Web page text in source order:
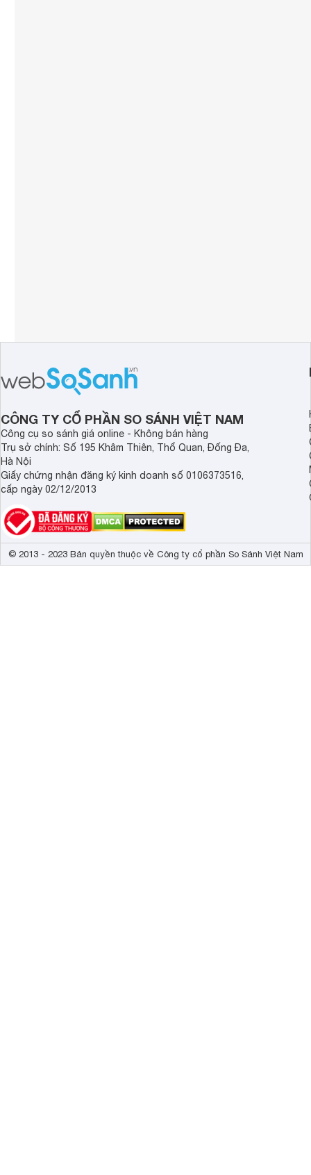
CÔNG TY CỔ PHẦN SO SÁNH VIỆT NAM
Công cụ so sánh giá online - Không bán hàng
Trụ sở chính: Số 195 Khâm Thiên, Thổ Quan, Đống Đa,
Hà Nội
Giấy chứng nhận đăng ký kinh doanh số 0106373516,
cấp ngày 02/12/2013
© 2013 - 2023 Bản quyền thuộc về Công ty cổ phần So Sánh Việt Nam